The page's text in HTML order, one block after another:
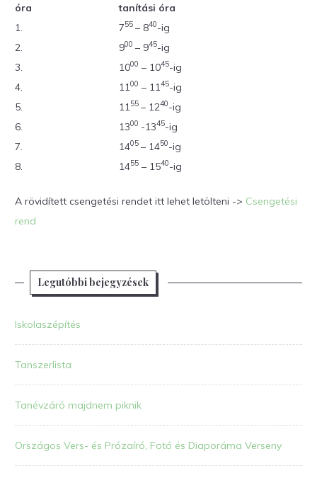
óra
tanítási óra
1.
755 – 840-ig
2.
900 – 945-ig
3.
1000 – 1045-ig
4.
1100 – 1145-ig
5.
1155 – 1240-ig
6.
1300 -1345-ig
7.
1405 – 1450-ig
8.
1455 – 1540-ig
A rövidített csengetési rendet itt lehet letölteni -> Csengetési
rend
Legutóbbi bejegyzések
Iskolaszépítés
Tanszerlista
Tanévzáró majdnem piknik
Országos Vers- és Prózaíró, Fotó és Diaporáma Verseny